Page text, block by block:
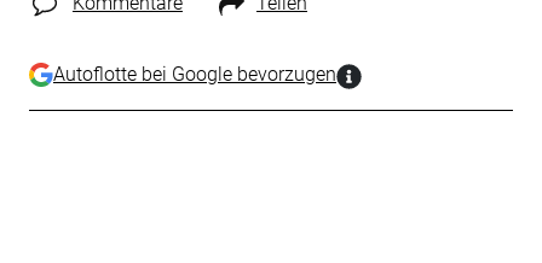
Autoflotte bei Google bevorzugen